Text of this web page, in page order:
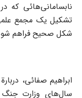
نابسامانی‌هائی که
تشکیل یک مجمع
شکل صحیح فراهم
ابراهیم صفائی،
سال‌های وزارت